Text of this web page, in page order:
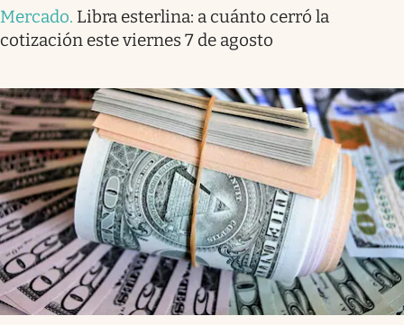
Mercado. Libra esterlina: a cuánto cerró la
cotización este viernes 7 de agosto